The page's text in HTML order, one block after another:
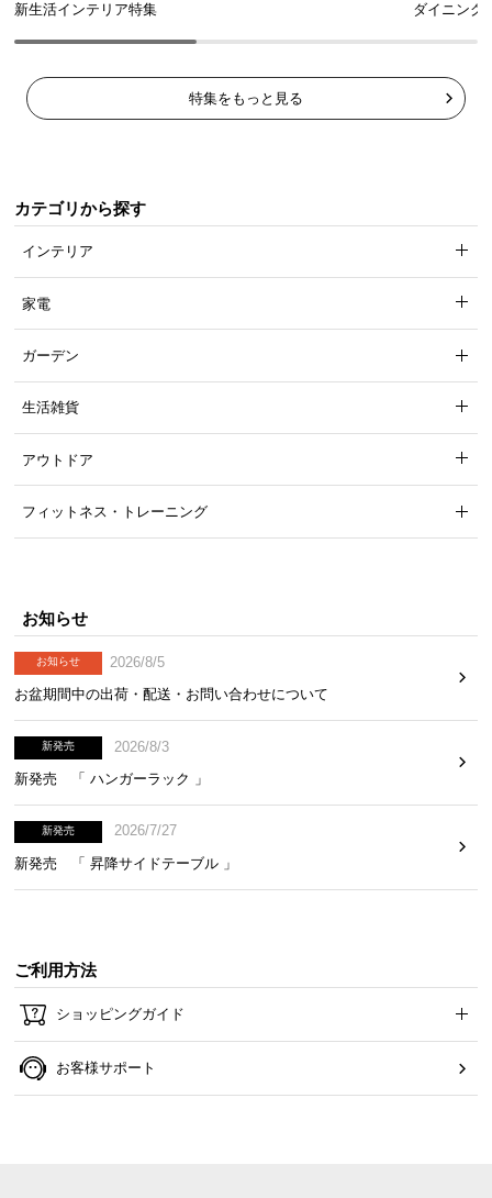
耐久性のあるしっかりとした生地
打ち込み本数 170~180本/inch
生地の擦れやへたりから中綿が出にくいよう、中綿
と側生地の間に不織布を加えた構造です。
ISO9001認定工場生産の高品質
熟練の技術と業、整備された施設と機械、徹底的な
新生活インテリア特集 ダイニング
特集をもっと見る
カテゴリから探す
インテリア
家電
ガーデン
生活雑貨
アウトドア
フィットネス・トレーニング
お知らせ
お知らせ
2026/8/5
お盆期間中の出荷・配送・お問い合わせについて
新発売
2026/8/3
新発売 「 ハンガーラック 」
新発売
2026/7/27
新発売 「 昇降サイドテーブル 」
ご利用方法
ショッピングガイド
お客様サポート